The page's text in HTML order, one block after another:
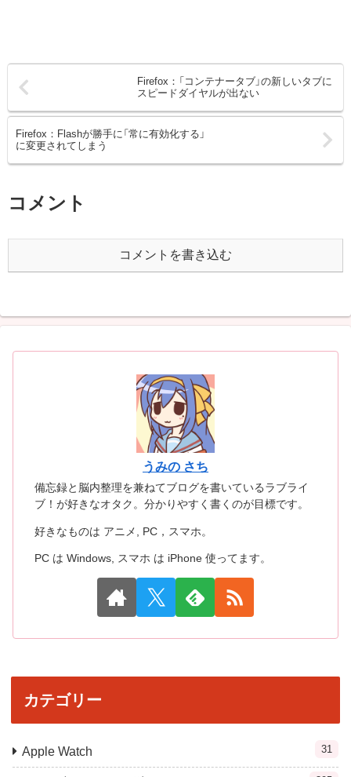
Firefox：「コンテナータブ」の新しいタブに
スピードダイヤルが出ない
Firefox：Flashが勝手に「常に有効化する」
に変更されてしまう
コメント
コメントを書き込む
うみの さち
備忘録と脳内整理を兼ねてブログを書いているラブライ
ブ！が好きなオタク。分かりやすく書くのが目標です。
好きなものは アニメ, PC，スマホ。
PC は Windows, スマホ は iPhone 使ってます。
カテゴリー
Apple Watch 31